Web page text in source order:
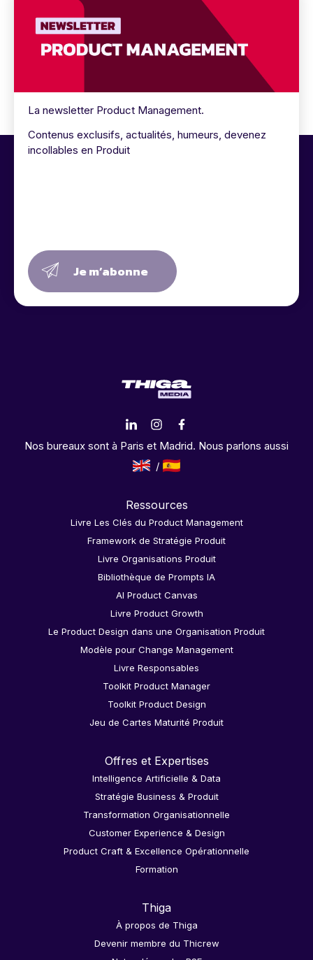
La newsletter Product Management.
Contenus exclusifs, actualités, humeurs, devenez
incollables en Produit
Je m’abonne
Nos bureaux sont à Paris et Madrid. Nous parlons aussi
Ressources
Livre Les Clés du Product Management
Framework de Stratégie Produit
Livre Organisations Produit
Bibliothèque de Prompts IA
AI Product Canvas
Livre Product Growth
Le Product Design dans une Organisation Produit
Modèle pour Change Management
Livre Responsables
Toolkit Product Manager
Toolkit Product Design
Jeu de Cartes Maturité Produit
Offres et Expertises
Intelligence Artificielle & Data
Stratégie Business & Produit
Transformation Organisationnelle
Customer Experience & Design
Product Craft & Excellence Opérationnelle
Formation
Thiga
À propos de Thiga
Devenir membre du Thicrew